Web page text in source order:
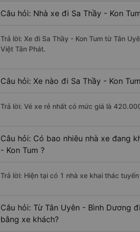
Câu hỏi: Nhà xe đi Sa Thầy - Kon
Trả lời: Xe đi Sa Thầy - Kon Tum từ Tân
Việt Tân Phát.
Câu hỏi: Xe nào đi Sa Thầy - Kon
Trả lời: Vé xe rẻ nhất có mức giá là
Câu hỏi: Có bao nhiêu nhà xe đang
- Kon Tum ?
Trả lời: Hiện tại có 1 nhà xe khai thác
Câu hỏi: Từ Tân Uyên - Bình Dương
bằng xe khách?